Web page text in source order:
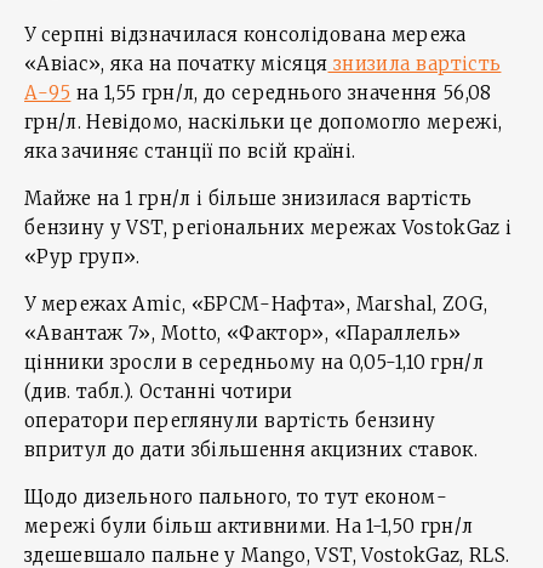
У серпні відзначилася консолідована мережа
«Авіас», яка на початку місяця знизила вартість
А-95 на 1,55 грн/л, до середнього значення 56,08
грн/л. Невідомо, наскільки це допомогло мережі,
яка зачиняє станції по всій країні.
Майже на 1 грн/л і більше знизилася вартість
бензину у VST, регіональних мережах VostokGaz і
«Рур груп».
У мережах Amic, «БРСМ-Нафта», Marshal, ZOG,
«Авантаж 7», Motto, «Фактор», «Параллель»
цінники зросли в середньому на 0,05-1,10 грн/л
(див. табл.). Останні чотири
оператори переглянули вартість бензину
впритул до дати збільшення акцизних ставок.
Щодо дизельного пального, то тут економ-
мережі були більш активними. На 1-1,50 грн/л
здешевшало пальне у Mango, VST, VostokGaz, RLS.